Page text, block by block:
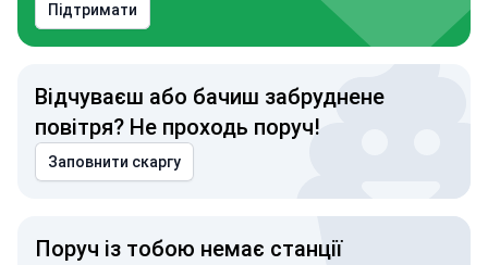
Підтримати
Відчуваєш або бачиш забруднене
повітря? Не проходь поруч!
Заповнити скаргу
Поруч із тобою немає станції